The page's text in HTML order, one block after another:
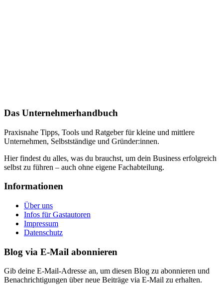
Das Unternehmerhandbuch
Praxisnahe Tipps, Tools und Ratgeber für kleine und mittlere
Unternehmen, Selbstständige und Gründer:innen.
Hier findest du alles, was du brauchst, um dein Business erfolgreich
selbst zu führen – auch ohne eigene Fachabteilung.
Informationen
Über uns
Infos für Gastautoren
Impressum
Datenschutz
Blog via E-Mail abonnieren
Gib deine E-Mail-Adresse an, um diesen Blog zu abonnieren und
Benachrichtigungen über neue Beiträge via E-Mail zu erhalten.